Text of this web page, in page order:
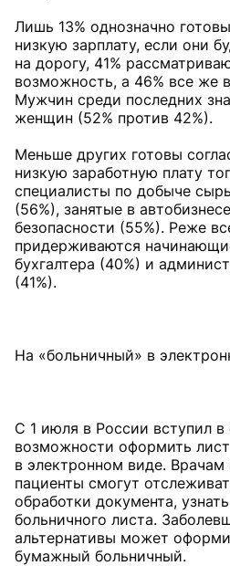
Лишь 13% однозначно
низкую зарплату, если они
на дорогу, 41%
возможность, а 46% все же
Мужчин среди последних
женщин (52% против 42%).
Меньше других готовы
низкую заработную плату
специалисты по добыче
(56%), занятые в
безопасности (55%). Реже
придерживаются
бухгалтера (40%) и
(41%).
На «больничный» в
С 1 июля в России вступил в
возможности оформить
в электронном виде. Врачам
пациенты смогут
обработки документа,
больничного листа.
альтернативы может
бумажный больничный.